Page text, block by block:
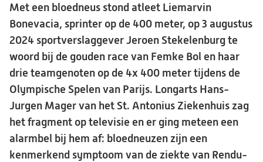
Met een bloedneus stond atleet Liemarvin
Bonevacia, sprinter op de 400 meter, op 3 augustus
2024 sportverslaggever Jeroen Stekelenburg te
woord bij de gouden race van Femke Bol en haar
drie teamgenoten op de 4x 400 meter tijdens de
Olympische Spelen van Parijs. Longarts Hans-
Jurgen Mager van het St. Antonius Ziekenhuis zag
het fragment op televisie en er ging meteen een
alarmbel bij hem af: bloedneuzen zijn een
kenmerkend symptoom van de ziekte van Rendu-